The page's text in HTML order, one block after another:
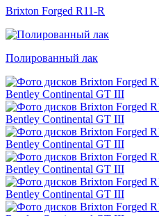
Brixton Forged R11-R
Полированный лак